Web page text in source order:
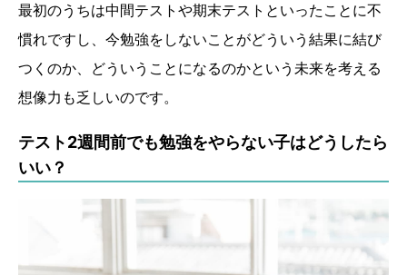
最初のうちは中間テストや期末テストといったことに不
慣れですし、今勉強をしないことがどういう結果に結び
つくのか、どういうことになるのかという未来を考える
想像力も乏しいのです。
テスト2週間前でも勉強をやらない子はどうしたら
いい？